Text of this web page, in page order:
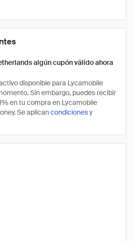
algún cupón válido ahora
disponible para Lycamobile
Sin embargo, puedes recibir
en tu compra en Lycamobile
Se aplicancondicionesy